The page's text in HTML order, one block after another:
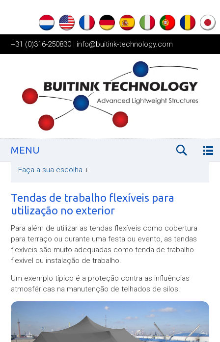
+31 (0)316-250830 | info@buitink-technology.com
MENU
Faça a sua escolha +
Tendas de trabalho flexíveis para
utilização no exterior
Para além de utilizar as tendas flexíveis como cobertura
para terraço ou durante uma festa ou evento, as tendas
flexíveis são muito adequadas como tenda de trabalho
flexível ou instalação de trabalho.
Um exemplo típico é a proteção contra as influências
atmosféricas na manutenção de telhados de silos.